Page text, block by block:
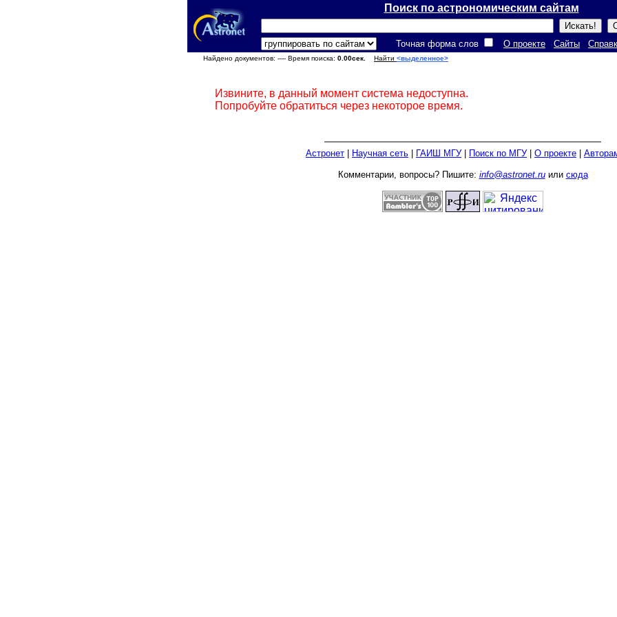
Поиск по астрономическим сайтам
Точная форма слов О проекте Сайты
Найдено документов: ---- Время поиска: 0.00сек. Найти <выделенное>
Извините, в данный момент система недоступна.
Попробуйте обратиться через некоторое время.
Астронет Научная сеть ГАИШ МГУ| Поиск по МГУ| О проекте
Комментарии, вопросы? Пишите: info@astronet.ruили сюда